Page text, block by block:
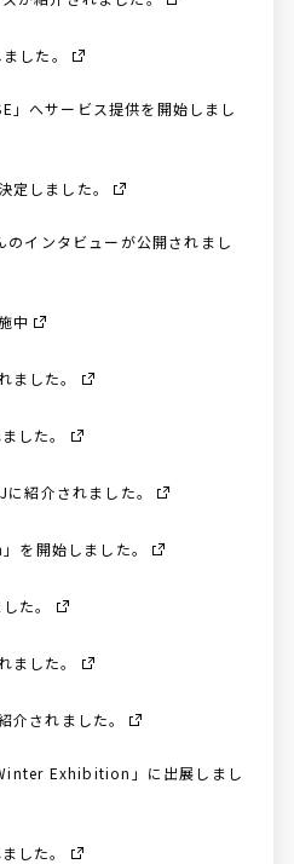
した。
」へサービス提供を開始しまし
定しました。
インタビューが公開されまし
中
ました。
した。
紹介されました。
を開始しました。
た。
ました。
されました。
Exhibition」に出展しまし
した。